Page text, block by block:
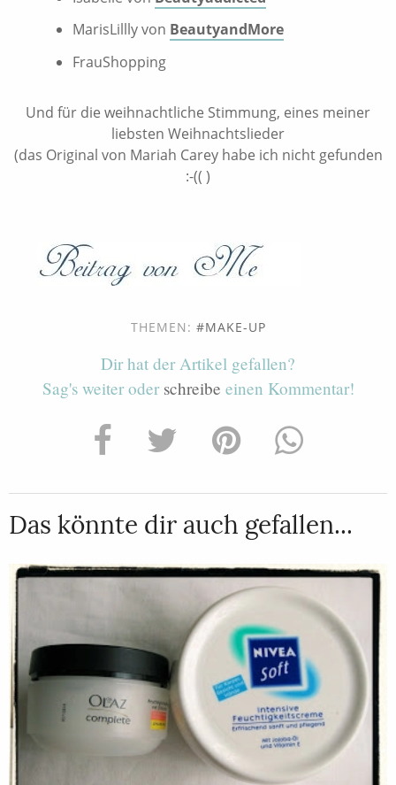
MarisLillly von BeautyandMore
FrauShopping
Und für die weihnachtliche Stimmung, eines meiner
liebsten Weihnachtslieder
(das Original von Mariah Carey habe ich nicht gefunden
:-(( )
THEMEN: MAKE-UP
Dir hat der Artikel gefallen?
Sag's weiter oder schreibe einen Kommentar!
Das könnte dir auch gefallen...